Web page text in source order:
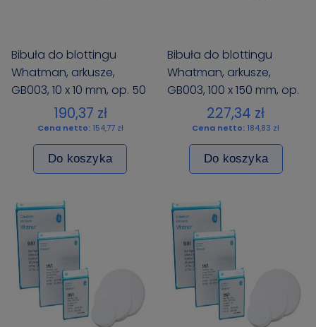
Bibuła do blottingu
Whatman, arkusze,
GB003, 10 x 10 mm, op. 50
190,37 zł
Cena netto: 154,77 zł
Do koszyka
Bibuła do blottingu
Whatman, arkusze,
GB003, 100 x 150 mm, op.
227,34 zł
Cena netto: 184,83 zł
Do koszyka